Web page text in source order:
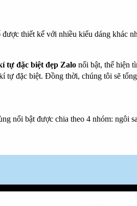
thiết kế với nhiều kiểu dáng khác
tự đặc biệt đẹp Zalo nổi bật, thể hiện
tự đặc biệt. Đồng thời, chúng tôi sẽ
nổi bật được chia theo 4 nhóm: ngôi